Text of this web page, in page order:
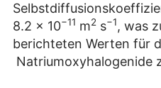
8.2 × 10−11 m2 s−1, was
berichteten Werten für
Natriumoxyhalogenide